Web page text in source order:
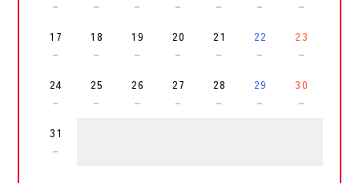
－ － － － － － －
17
－
18
－
19
－
20
－
21
－
22
－
23
－
24
－
25
－
26
－
27
－
28
－
29
－
30
－
31
－